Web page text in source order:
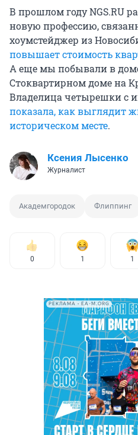
В прошлом году NGS.RU
новую профессию,
хоумстейджер из
повышает стоимость
А еще мы побывали в
Стоквартирном доме на
Владелица четырешки с
показала, как выглядит
историческом месте.
Ксения Лысенко
Журналист
Академгородок Флиппинг
0 1 1
РЕКЛАМА • EA-M.ORG